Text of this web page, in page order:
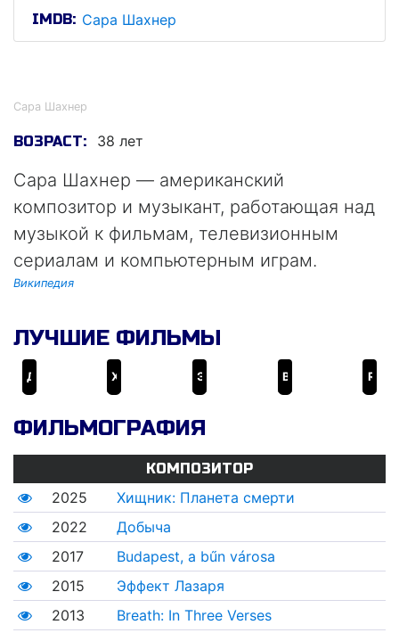
IMDB: Сара Шахнер
Сара Шахнер
ВОЗРАСТ: 38 лет
Сара Шахнер — американский
композитор и музыкант, работающая над
музыкой к фильмам, телевизионным
сериалам и компьютерным играм.
Википедия
ЛУЧШИЕ ФИЛЬМЫ
ФИЛЬМОГРАФИЯ
КОМПОЗИТОР
2025
Хищник: Планета смерти
2022
Добыча
2017
Budapest, a bűn városa
2015
Эффект Лазаря
2013
Breath: In Three Verses